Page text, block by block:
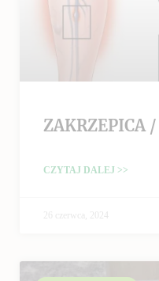
ZAKRZEPICA
CZYTAJ DALEJ >>
26 czerwca, 2024